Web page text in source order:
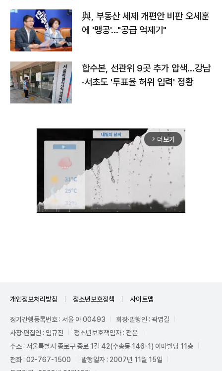
與, 부동산 세제 개편안 비판 오세훈
에 '맹공'…"공급 억제기"
합수본, 선관위 9곳 추가 압색…강남
·서초도 '투표율 허위 입력' 정황
arrow_forward_ios 더보기
개인정보처리방침 청소년보호정책 사이트맵
정기간행등록번호 : 서울 아 00493
회장·발행인 : 곽영길
사장·편집인 : 임규진
청소년보호책임자 : 전운
주소 : 서울특별시 종로구 종로 1길 42(수송동 146-1) 이마빌딩 11층
전화 : 02-767-1500
발행일자 : 2007년 11월 15일